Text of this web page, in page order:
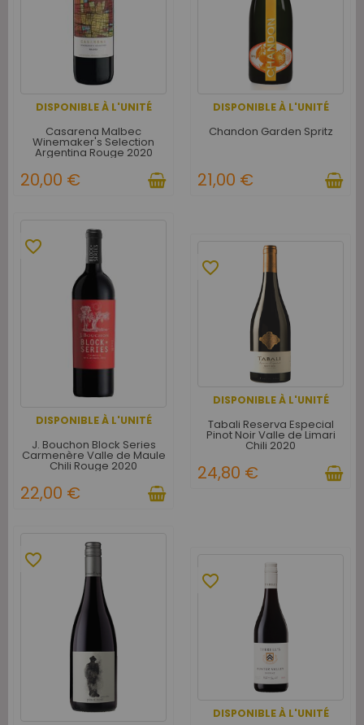
DISPONIBLE À L'UNITÉ
Casarena Malbec
Winemaker's Selection
Argentina Rouge 2020
20,00 €
DISPONIBLE À L'UNITÉ
Chandon Garden Spritz
21,00 €
DISPONIBLE À L'UNITÉ
favorite_border
J. Bouchon Block Series
Carmenère Valle de Maule
Chili Rouge 2020
22,00 €
DISPONIBLE À L'UNITÉ
favorite_border
Tabali Reserva Especial
Pinot Noir Valle de Limari
Chili 2020
24,80 €
favorite_border
DISPONIBLE À L'UNITÉ
favorite_border